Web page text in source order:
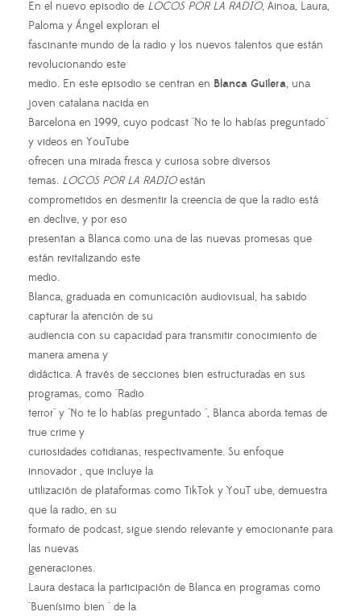
En el nuevo episodio de LOCOS POR LA RADIO, Ainoa, Laura,
Paloma y Ángel exploran el
fascinante mundo de la radio y los nuevos talentos que están
revolucionando este
medio. En este episodio se centran en Blanca Guilera, una
joven catalana nacida en
Barcelona en 1999, cuyo podcast "No te lo habías preguntado"
y videos en YouTube
ofrecen una mirada fresca y curiosa sobre diversos
temas. LOCOS POR LA RADIOestán
comprometidos en desmentir la creencia de que la radio está
en declive, y por eso
presentan a Blanca como una de las nuevas promesas que
están revitalizando este
medio.
Blanca, graduada en comunicación audiovisual, ha sabido
capturar la atención de su
audiencia con su capacidad para transmitir conocimiento de
manera amena y
didáctica. A través de secciones bien estructuradas en sus
programas, como "Radio
terror" y "No te lo habías preguntado ", Blanca aborda temas de
true crime y
curiosidades cotidianas, respectivamente. Su enfoque
innovador , que incluye la
utilización de plataformas como TikTok y YouT ube, demuestra
que la radio, en su
formato de podcast, sigue siendo relevante y emocionante para
las nuevas
generaciones.
Laura destaca la participación de Blanca en programas como
"Buenísimo bien " de la